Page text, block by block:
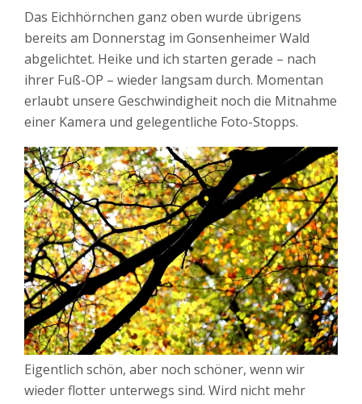
Das Eichhörnchen ganz oben wurde übrigens
bereits am Donnerstag im Gonsenheimer Wald
abgelichtet. Heike und ich starten gerade – nach
ihrer Fuß-OP – wieder langsam durch. Momentan
erlaubt unsere Geschwindigheit noch die Mitnahme
einer Kamera und gelegentliche Foto-Stopps.
Eigentlich schön, aber noch schöner, wenn wir
wieder flotter unterwegs sind. Wird nicht mehr